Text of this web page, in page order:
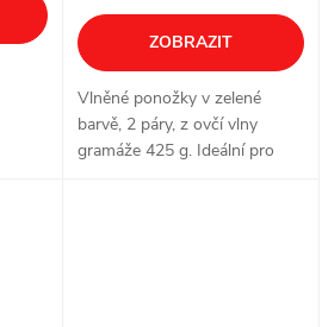
ZOBRAZIT
Vlněné ponožky v zelené
barvě, 2 páry, z ovčí vlny
gramáže 425 g. Ideální pro